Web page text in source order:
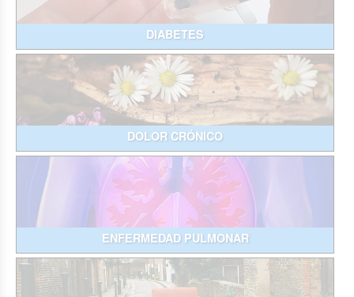
DIABETES
DOLOR CRÓNICO
ENFERMEDAD PULMONAR